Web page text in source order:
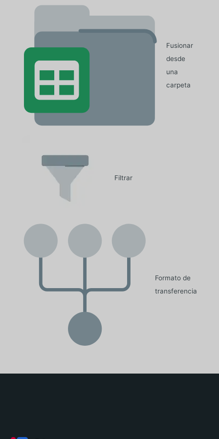
Fusionar
desde
una
carpeta
Filtrar
Formato de
transferencia